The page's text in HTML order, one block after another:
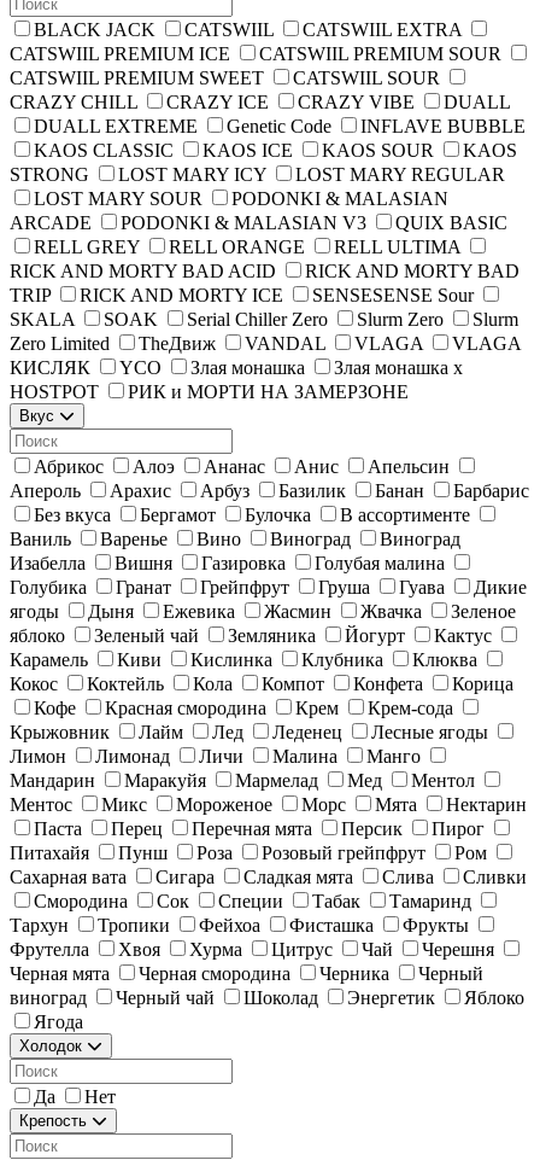
BLACK JACK CATSWIIL
CATSWIIL EXTRA
CATSWIIL PREMIUM ICE
CATSWIIL PREMIUM SOUR
CATSWIIL PREMIUM SWEET
CATSWIIL SOUR
CRAZY CHILL
CRAZY ICE CRAZY VIBE
DUALL
DUALL EXTREME
Genetic Code
INFLAVE BUBBLE
KAOS CLASSIC
KAOS ICE KAOS SOUR
KAOS
STRONG
LOST MARY ICY
LOST MARY REGULAR
LOST MARY SOUR
PODONKI & MALASIAN
ARCADE
PODONKI & MALASIAN V3
QUIX BASIC
RELL GREY
RELL ORANGE
RELL ULTIMA
RICK AND MORTY BAD ACID
RICK AND MORTY BAD
TRIP
RICK AND MORTY ICE
SENSESENSE Sour
SKALA
SOAK Serial Chiller Zero Slurm Zero
Slurm
Zero Limited
TheДвиж VANDAL VLAGA
VLAGA
КИСЛЯК
YCO Злая монашка
Злая монашка x
HOSTPOT
РИК и МОРТИ НА ЗАМЕРЗОНЕ
Вкус
Абрикос Алоэ Ананас Анис
Апельсин
Апероль
Арахис Арбуз Базилик Банан
Барбарис
Без вкуса
Бергамот Булочка
В ассортименте
Ваниль
Варенье Вино Виноград
Виноград
Изабелла
Вишня Газировка
Голубая малина
Голубика
Гранат Грейпфрут Груша Гуава
Дикие
ягоды
Дыня Ежевика Жасмин Жвачка
Зеленое
яблоко
Зеленый чай Земляника Йогурт
Кактус
Карамель
Киви Кислинка Клубника
Клюква
Кокос
Коктейль Кола Компот Конфета
Корица
Кофе
Красная смородина Крем
Крем-сода
Крыжовник
Лайм Лед Леденец
Лесные ягоды
Лимон
Лимонад Личи Малина
Манго
Мандарин
Маракуйя Мармелад Мед
Ментол
Ментос
Микс Мороженое Морс Мята
Нектарин
Паста
Перец Перечная мята Персик
Пирог
Питахайя
Пунш Роза Розовый грейпфрут
Ром
Сахарная вата
Сигара Сладкая мята Слива
Сливки
Смородина
Сок Специи Табак
Тамаринд
Тархун
Тропики Фейхоа Фисташка
Фрукты
Фрутелла
Хвоя Хурма Цитрус Чай
Черешня
Черная мята
Черная смородина Черника
Черный
виноград
Черный чай Шоколад Энергетик
Яблоко
Ягода
Холодок
Да Нет
Крепость